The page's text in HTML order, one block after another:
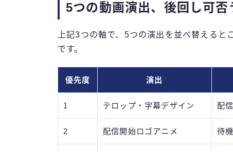
5つの動画演出、後回し可否
上記3つの軸で、5つの演出を並べ替える
です。
優先度 演出
1 テロップ・字幕デザイン 配
2 配信開始ロゴアニメ 待